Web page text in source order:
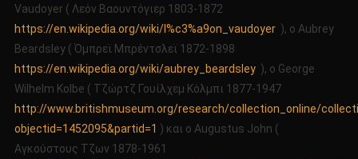
Vaudoyer ( Λεόν Βαουντόγιερ 1803-1872
https://en.wikipedia.org/wiki/l%c3%a9on_vaudoyer), ο Αubrey
Βeardsley ( Όμπρεϊ Μπρέντσλεϊ 1872-1898
https://en.wikipedia.org/wiki/aubrey_beardsley), ο George
Wilhelm Kolbe ( Τζώρτζ Γουίλχεμ Κόλμπι 1877-1947
http://www.britishmuseum.org/research/collection_online/
objectid=1452095&partid=1 ) και ο Augustus John (
Aγκούστους Τζων 1878-1961